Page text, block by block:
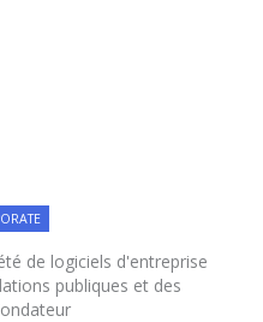
de logiciels d'entreprise
publiques et des